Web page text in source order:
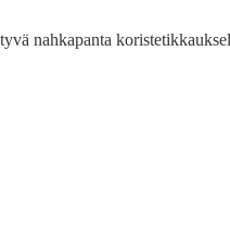
nahkapanta